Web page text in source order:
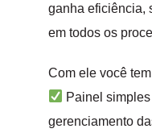
ganha eficiência,
em todos os
Com ele você
Painel
gerenciamento